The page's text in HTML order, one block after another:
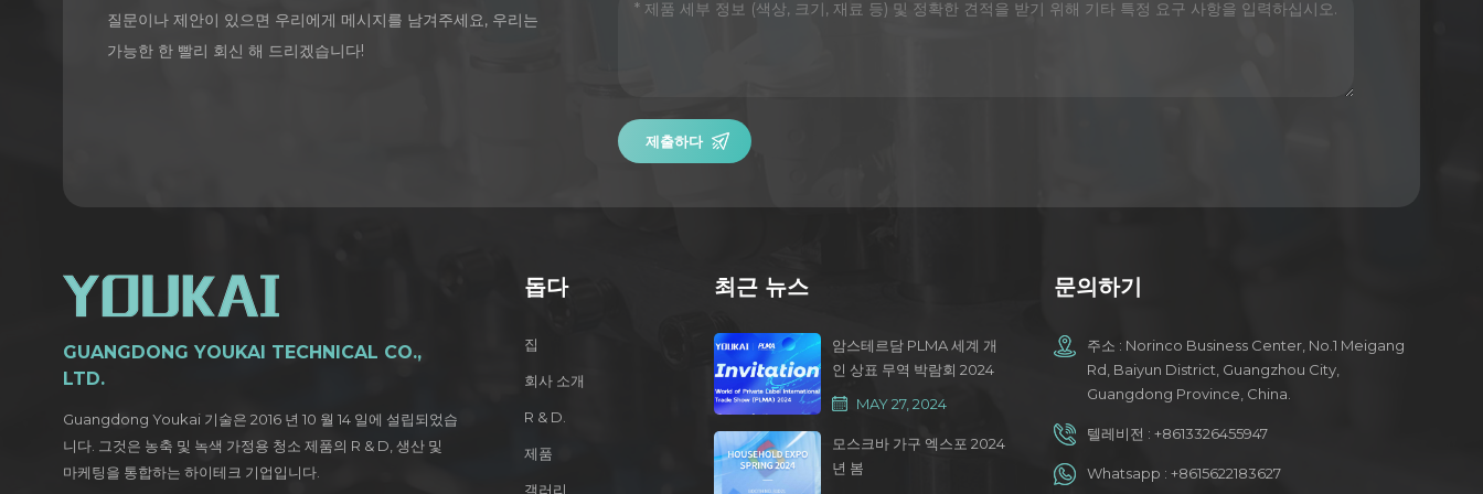
질문이나 제안이 있으면 우리에게 메시지를 남겨주세요, 우리는
가능한 한 빨리 회신 해 드리겠습니다!
제출하다
GUANGDONG YOUKAI TECHNICAL CO.,
LTD.
Guangdong Youkai 기술은 2016 년 10 월 14 일에 설립되었습
니다. 그것은 농축 및 녹색 가정용 청소 제품의 R & D, 생산 및
마케팅을 통합하는 하이테크 기업입니다.
문의하기
주소 : Norinco Business Center, No.1 Meigang
Rd, Baiyun District, Guangzhou City,
Guangdong Province, China.
텔레비전 : +8613326455947
Whatsapp : +8615622183627
돕다
집
회사 소개
R & D.
제품
갤러리
최근 뉴스
암스테르담 PLMA 세계 개
인 상표 무역 박람회 2024
MAY 27, 2024
모스크바 가구 엑스포 2024
년 봄